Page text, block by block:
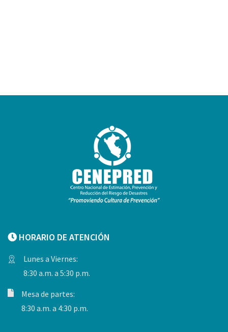
HORARIO DE ATENCIÓN
Lunes a Viernes:
8:30 a.m. a 5:30 p.m.
Mesa de partes:
8:30 a.m. a 4:30 p.m.